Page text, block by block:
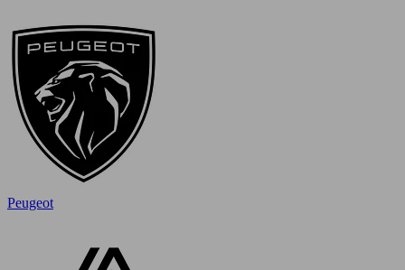
Peugeot